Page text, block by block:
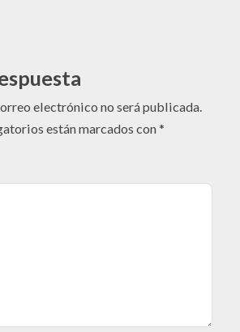
electrónico no será publicada.
están marcados con*